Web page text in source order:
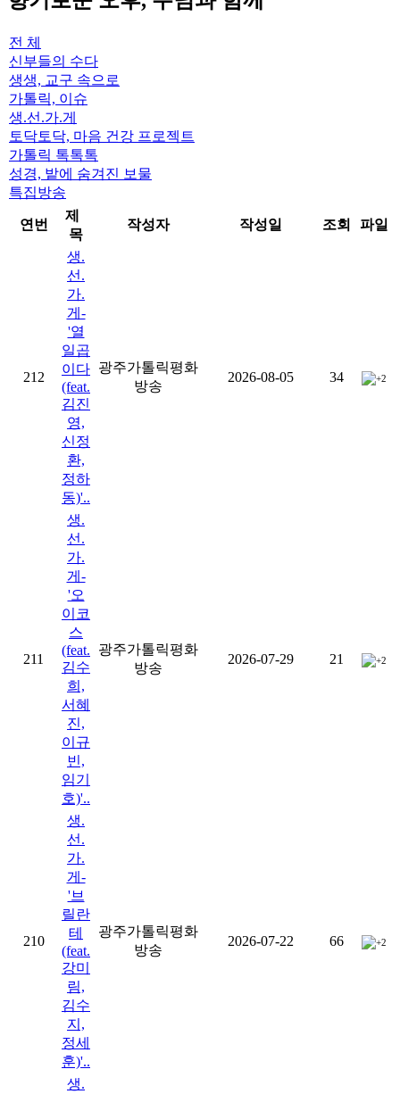
전 체
신부들의 수다
생생, 교구 속으로
가톨릭, 이슈
생.선.가.게
토닥토닥, 마음 건강 프로젝트
가톨릭 톡톡톡
성경, 밭에 숨겨진 보물
특집방송
연번
제
목
작성자 작성일 조회 파일
212
생.
선.
가.
게-
'열
일곱
이다
(feat.
김진
영,
신정
환,
정하
동)'..
광주가톨릭평화
방송
2026-08-05 34 +2
211
생.
선.
가.
게-
'오
이코
스
(feat.
김수
희,
서혜
진,
이규
빈,
임기
호)'..
광주가톨릭평화
방송
2026-07-29 21 +2
210
생.
선.
가.
게-
'브
릴란
테
(feat.
강미
림,
김수
지,
정세
훈)'..
광주가톨릭평화
방송
2026-07-22 66 +2
생.